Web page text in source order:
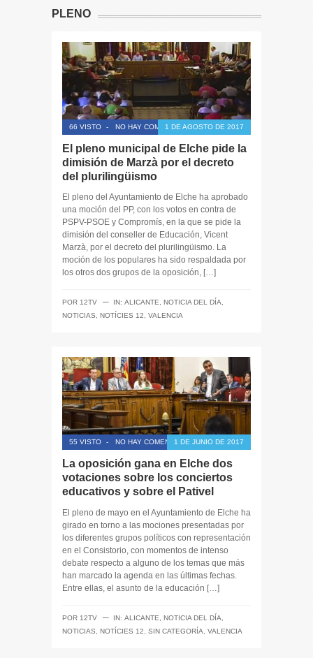
PLENO
66 VISTO - NO HAY COMENTARIOS1 DE AGOSTO DE 2017
El pleno municipal de Elche pide la
dimisión de Marzà por el decreto
del plurilingüismo
El pleno del Ayuntamiento de Elche ha aprobado
una moción del PP, con los votos en contra de
PSPV-PSOE y Compromís, en la que se pide la
dimisión del conseller de Educación, Vicent
Marzà, por el decreto del plurilingüismo. La
moción de los populares ha sido respaldada por
los otros dos grupos de la oposición, […]
POR 12TV ─ IN: ALICANTE, NOTICIA DEL DÍA,
NOTICIAS, NOTÍCIES 12, VALENCIA
55 VISTO - NO HAY COMENTARIOS1 DE JUNIO DE 2017
La oposición gana en Elche dos
votaciones sobre los conciertos
educativos y sobre el Pativel
El pleno de mayo en el Ayuntamiento de Elche ha
girado en torno a las mociones presentadas por
los diferentes grupos políticos con representación
en el Consistorio, con momentos de intenso
debate respecto a alguno de los temas que más
han marcado la agenda en las últimas fechas.
Entre ellas, el asunto de la educación […]
POR 12TV ─ IN: ALICANTE NOTICIA DEL DÍA
NOTICIAS
NOTÍCIES 12 SIN CATEGORÍA VALENCIA